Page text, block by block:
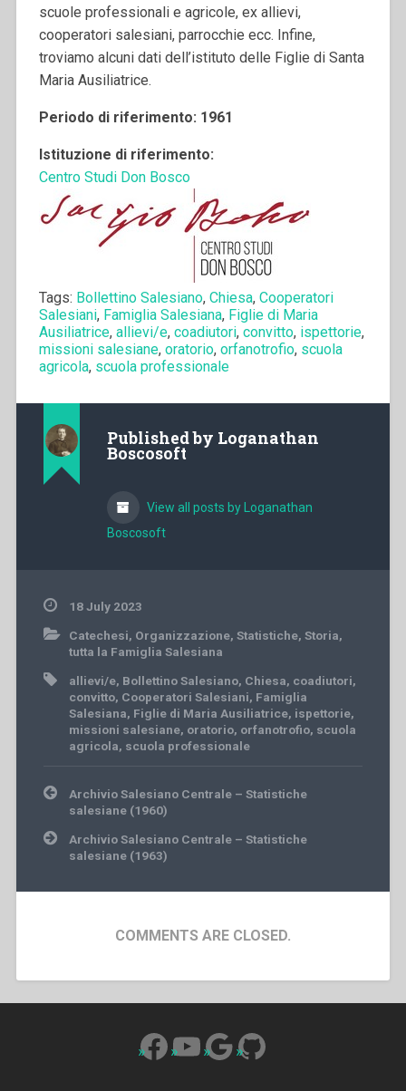
scuole professionali e agricole, ex allievi,
cooperatori salesiani, parrocchie ecc. Infine,
troviamo alcuni dati dell’istituto delle Figlie di Santa
Maria Ausiliatrice.
Periodo di riferimento: 1961
Istituzione di riferimento:
Centro Studi Don Bosco
Tags: Bollettino Salesiano, Chiesa, Cooperatori
Salesiani, Famiglia Salesiana, Figlie di Maria
Ausiliatrice, allievi/e, coadiutori, convitto, ispettorie,
missioni salesiane, oratorio, orfanotrofio, scuola
agricola, scuola professionale
Published by Loganathan
Boscosoft
View all posts by Loganathan
Boscosoft
18 July 2023
Catechesi, Organizzazione, Statistiche, Storia,
tutta la Famiglia Salesiana
allievi/e, Bollettino Salesiano, Chiesa, coadiutori,
convitto, Cooperatori Salesiani, Famiglia
Salesiana, Figlie di Maria Ausiliatrice, ispettorie,
missioni salesiane, oratorio, orfanotrofio, scuola
agricola, scuola professionale
Post
navigation
Archivio Salesiano Centrale – Statistiche
salesiane (1960)
Archivio Salesiano Centrale – Statistiche
salesiane (1963)
COMMENTS ARE CLOSED.
Facebook
YouTube
Google
GitHub